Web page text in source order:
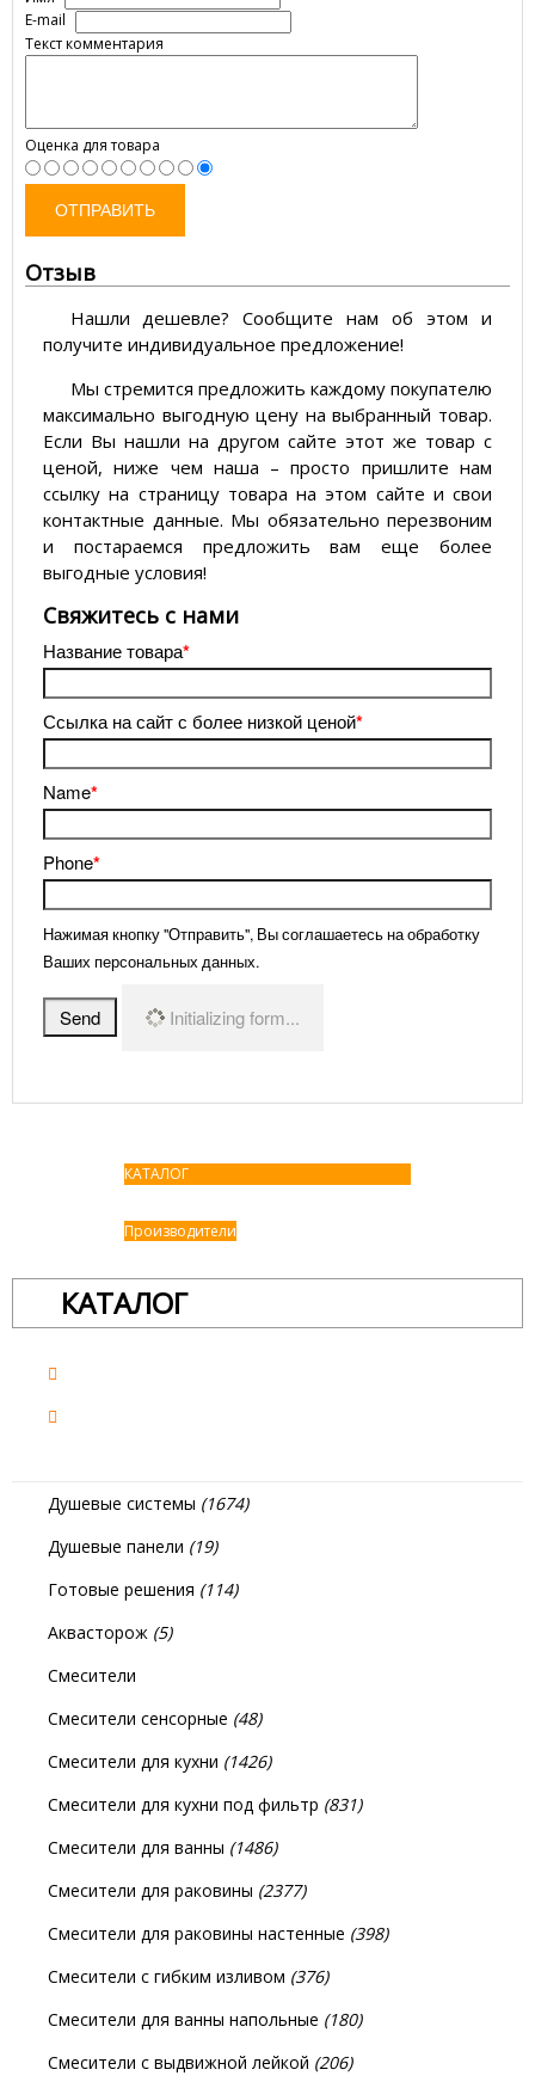
E-mail
Текст комментария
Оценка для товара
ОТПРАВИТЬ
Отзыв
Нашли дешевле? Сообщите нам об этом и
получите индивидуальное предложение!
Мы стремится предложить каждому покупателю
максимально выгодную цену на выбранный товар.
Если Вы нашли на другом сайте этот же товар с
ценой, ниже чем наша – просто пришлите нам
ссылку на страницу товара на этом сайте и свои
контактные данные. Мы обязательно перезвоним
и постараемся предложить вам еще более
выгодные условия!
­Свяжитесь с нами
Название товара*
Ссылка на сайт с более низкой ценой*
Name*
Phone*
Нажимая кнопку "Отправить", Вы соглашаетесь на обработку
Ваших персональных данных.
Send Initializing form...
КАТАЛОГ
Производители
КАТАЛОГ
Душевые системы (1674)
Душевые панели (19)
Готовые решения (114)
Аквасторож (5)
Смесители
Смесители сенсорные (48)
Смесители для кухни (1426)
Смесители для кухни под фильтр (831)
Смесители для ванны (1486)
Смесители для раковины (2377)
Смесители для раковины настенные (398)
Смесители с гибким изливом (376)
Смесители для ванны напольные (180)
Смесители с выдвижной лейкой (206)